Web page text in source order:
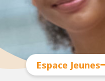
Espace Jeunes